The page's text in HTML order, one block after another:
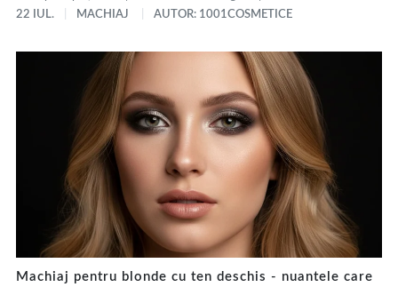
22 IUL.
MACHIAJ AUTOR: 1001COSMETICE
Machiaj pentru blonde cu ten deschis - nuantele care